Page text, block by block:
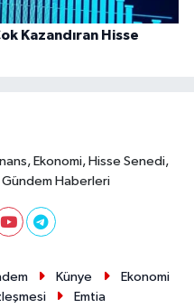
Kazandıran Hisse
Ekonomi, Hisse Senedi,
Haberleri
Künye
Ekonomi
Emtia